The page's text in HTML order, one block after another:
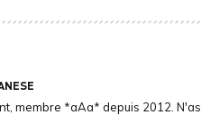
membre *aAa* depuis 2012. N'as